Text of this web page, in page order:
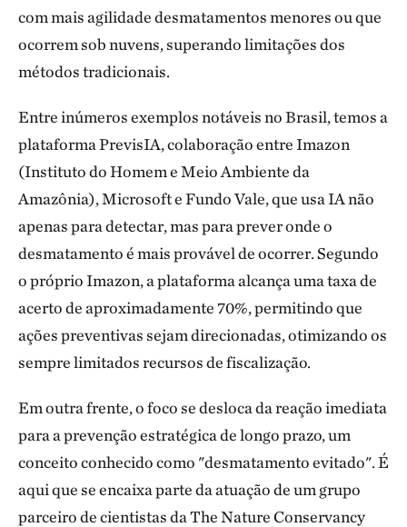
com mais agilidade desmatamentos menores ou que
ocorrem sob nuvens, superando limitações dos
métodos tradicionais.
Entre inúmeros exemplos notáveis no Brasil, temos a
plataforma PrevisIA, colaboração entre Imazon
(Instituto do Homem e Meio Ambiente da
Amazônia), Microsoft e Fundo Vale, que usa IA não
apenas para detectar, mas para prever onde o
desmatamento é mais provável de ocorrer. Segundo
o próprio Imazon, a plataforma alcança uma taxa de
acerto de aproximadamente 70%, permitindo que
ações preventivas sejam direcionadas, otimizando os
sempre limitados recursos de fiscalização.
Em outra frente, o foco se desloca da reação imediata
para a prevenção estratégica de longo prazo, um
conceito conhecido como "desmatamento evitado". É
aqui que se encaixa parte da atuação de um grupo
parceiro de cientistas da The Nature Conservancy